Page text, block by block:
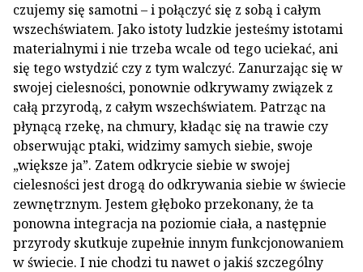
czujemy się samotni – i połączyć się z sobą i całym
wszechświatem. Jako istoty ludzkie jesteśmy istotami
materialnymi i nie trzeba wcale od tego uciekać, ani
się tego wstydzić czy z tym walczyć. Zanurzając się w
swojej cielesności, ponownie odkrywamy związek z
całą przyrodą, z całym wszechświatem. Patrząc na
płynącą rzekę, na chmury, kładąc się na trawie czy
obserwując ptaki, widzimy samych siebie, swoje
„większe ja”. Zatem odkrycie siebie w swojej
cielesności jest drogą do odkrywania siebie w świecie
zewnętrznym. Jestem głęboko przekonany, że ta
ponowna integracja na poziomie ciała, a następnie
przyrody skutkuje zupełnie innym funkcjonowaniem
w świecie. I nie chodzi tu nawet o jakiś szczególny